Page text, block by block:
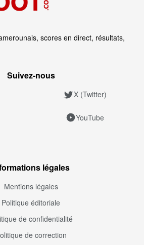
scores en direct, résultats,
Suivez‑nous
X (Twitter)
YouTube
légales
Mentions légales
Politique éditoriale
de confidentialité
de correction